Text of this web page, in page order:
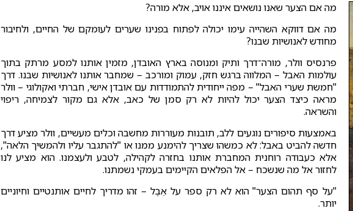
מה אם הצער שאנו נושאים איננו אויב, אלא מורה?
מה אם דווקא השהייה עימו יכולה לפתוח בפנינו שערים לעומקם של החיים, ולחיבור
מחודש לאנושיות שבנו?
פרנסיס וולר, מורה־דרך ותיק ומנוסה בארץ האובדן, מזמין אותנו למסע מרתק בתוך
עולמות האבל – המלווה ברגש חזק, עמוק ומורכב – שמחבר אותנו לאנושיות שבנו. דרך
"חמשת שערי האבל" – מפה ייחודית להתמודדות עם אובדן אישי, חברתי ואקולוגי – וולר
מראה כיצד הצער יכול להיות לא רק סמן של כאב, אלא גם מקור לצמיחה, ריפוי
והשראה.
באמצעות סיפורים נוגעים ללב, תובנות מעוררות מחשבה וכלים מעשיים, וולר מציע דרך
חדשה להביט באבל: לא כמשהו שצריך להימנע ממנו או "להתגבר עליו ולהמשיך הלאה",
אלא כעבודה רוחנית המחברת אותנו בחזרה לקהילה, לטבע ולעצמנו. הוא מציע לנו
לחזור אל מה שנשכח – אל הפלאים הקיימים בעמקי נשמתנו.
"על סף תהום הצער" הוא לא רק ספר על אֵבֶל – זהו מדריך לחיים אותנטיים וחיוניים
יותר.